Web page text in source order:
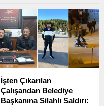
İşten Çıkarılan
Çalışandan Belediye
Başkanına Silahlı Saldırı: